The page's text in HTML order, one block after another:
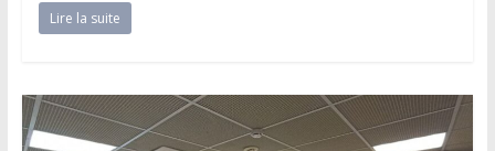
Lire la suite